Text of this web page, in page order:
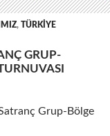
, TÜRKIYE
GRUP-
Grup-Bölge